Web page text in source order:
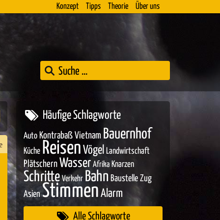
Konzept Tipps Theorie Über uns
Häufige Schlagworte
Auto Kontrabaß Vietnam Bauernhof
Küche Reisen Vögel Landwirtschaft
Plätschern Wasser Afrika Knarzen
Schritte Verkehr Bahn Baustelle Zug
Asien Stimmen Alarm
Alle Schlagworte